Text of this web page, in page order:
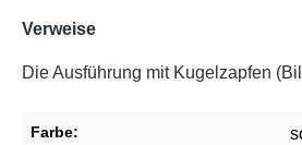
Verweise
Die Ausführung mit Kugelzapfen
Farbe: